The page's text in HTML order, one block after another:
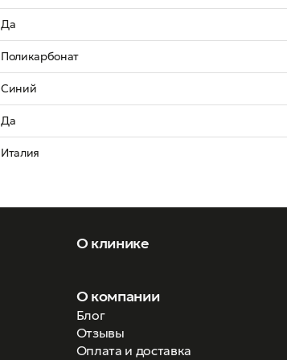
Да
Поликарбонат
Синий
Да
Италия
О клинике
О компании
Блог
Отзывы
Оплата и доставка